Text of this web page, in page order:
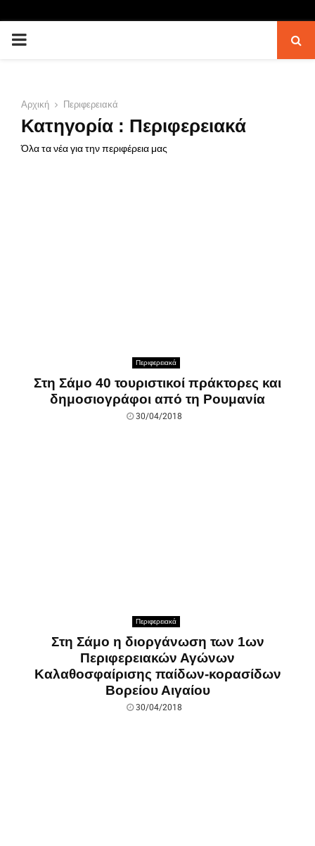
PRIMARY
Αρχική Περιφερειακά
Κατηγορία : Περιφερειακά
Όλα τα νέα για την περιφέρεια μας
Περιφερειακά
Στη Σάμο 40 τουριστικοί πράκτορες και
δημοσιογράφοι από τη Ρουμανία
30/04/2018
Περιφερειακά
Στη Σάμο η διοργάνωση των 1ων
Περιφερειακών Αγώνων
Καλαθοσφαίρισης παίδων-κορασίδων
Βορείου Αιγαίου
30/04/2018